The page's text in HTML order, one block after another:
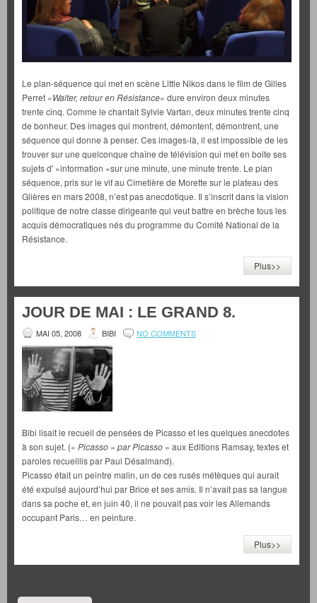
Le plan-séquence qui met en scène Little Nikos dans le film de Gilles
Perret «Walter, retour en Résistance» dure environ deux minutes
trente cinq. Comme le chantait Sylvie Vartan, deux minutes trente cinq
de bonheur. Des images qui montrent, démontent, démontrent, une
séquence qui donne à penser. Ces images-là, il est impossible de les
trouver sur une quelconque chaîne de télévision qui met en boite ses
sujets d' »information »sur une minute, une minute trente. Le plan
séquence, pris sur le vif au Cimetière de Morette sur le plateau des
Glières en mars 2008, n’est pas anecdotique. Il s’inscrit dans la vision
politique de notre classe dirigeante qui veut battre en brèche tous les
acquis démocratiques nés du programme du Comité National de la
Résistance.
Plus>>
JOUR DE MAI : LE GRAND 8.
MAI 05, 2008 BIBI NO COMMENTS
Bibi lisait le recueil de pensées de Picasso et les quelques anecdotes
à son sujet. (« Picasso » par Picasso » aux Editions Ramsay, textes et
paroles recueillis par Paul Désalmand).
Picasso était un peintre malin, un de ces rusés métèques qui aurait
été expulsé aujourd’hui par Brice et ses amis. Il n’avait pas sa langue
dans sa poche et, en juin 40, il ne pouvait pas voir les Allemands
occupant Paris… en peinture.
Plus>>